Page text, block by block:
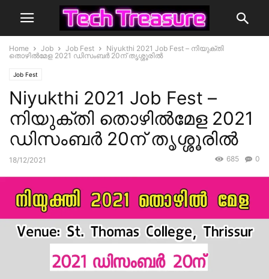
Home Job Job Fest
Niyukthi 2021 Job Fest – നിയുക്തി
തൊഴില്‍മേള 2021 ഡിസംബർ 20ന് തൃശ്ശൂരിൽ
Job Fest
Niyukthi 2021 Job Fest –
നിയുക്തി തൊഴില്‍മേള 2021
ഡിസംബർ 20ന് തൃശ്ശൂരിൽ
18/12/2021 0
685